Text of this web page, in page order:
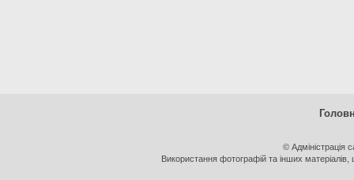
© Адміністрація
Використання фотографій та інших матеріалів,